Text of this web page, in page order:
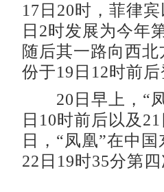
17日20时，菲律
日2时发展为今年
随后其一路向西
份于19日12时前后
20日早上，“凤
日10时前后以及
日，“凤凰”在中
22日19时35分第